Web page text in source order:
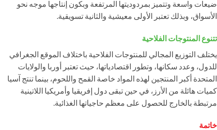
ضيعات واسعة وتتميز بمردوديتها المرتفعة وبكون إنتاجها موجه نحو
الأسواق، وبذلك تعتبر الأولى معيشية والثانية تسويقية.
تتنوع المنتوجات الفلاحية
يختلف التوزيع المجالي للمنتوجات الفلاحية باختلاف الموقع الجغرافي
للدول، وعدد سكانها، وتطور اقتصادياتها، حيث تعتبر أوربا والولايات
المتحدة أكبر المنتجين لهذه المواد خاصة القمح واللحوم، بينما تنتج آسيا
كميات هائلة من الأرز، في حين تبقى دول إفريقيا وأمريكيا اللاتينية
مرتبطة بالخارج للحصول على معظم حاجياتها الغذائية.
خاتمة